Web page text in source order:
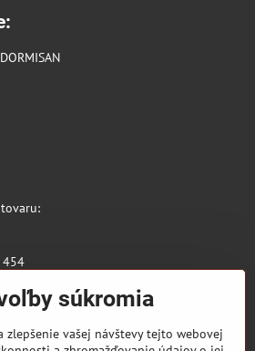
454
súkromia
zlepšenie vašej návštevy tejto webovej